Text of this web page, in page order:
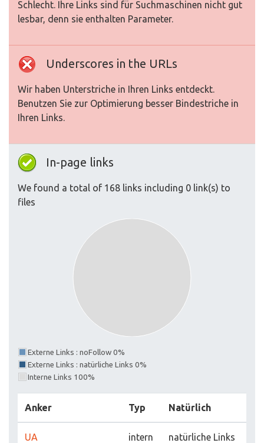
Schlecht. Ihre Links sind für Suchmaschinen nicht gut
lesbar, denn sie enthalten Parameter.
Underscores in the URLs
Wir haben Unterstriche in Ihren Links entdeckt.
Benutzen Sie zur Optimierung besser Bindestriche in
Ihren Links.
In-page links
We found a total of 168 links including 0 link(s) to
files
Externe Links : noFollow 0%
Externe Links : natürliche Links 0%
Interne Links 100%
Anker Typ Natürlich
UA intern natürliche Links